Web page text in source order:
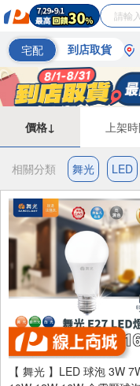
宅配 到店取貨
價格↓ 上架
相關分類 舞光 LED
【 舞光 】LED 球泡 3W